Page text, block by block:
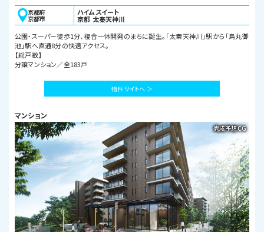
京都府
京都市
ハイムスイート
京都 太秦天神川
公園・スーパー徒歩1分、複合一体開発のまちに誕生。「太秦天神川」駅から「烏丸御
池」駅へ直通8分の快適アクセス。
【総戸数】
分譲マンション／全183戸
物件サイトへ ＞
マンション
完成予想CG